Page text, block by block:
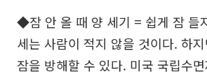
◆잠 안 올 때 양 세기 = 쉽게 잠 들
세는 사람이 적지 않을 것이다. 하
잠을 방해할 수 있다. 미국 국립수